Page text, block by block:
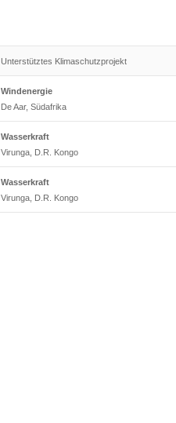
Unterstütztes Klimaschutzprojekt
Windenergie
De Aar, Südafrika
Wasserkraft
Virunga, D.R. Kongo
Wasserkraft
Virunga, D.R. Kongo